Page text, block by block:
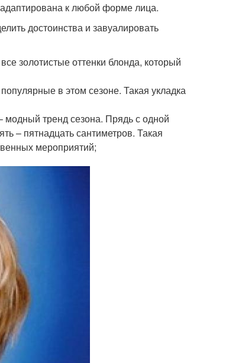
к любой форме лица.
достоинства и завуалировать
золотистые оттенки блонда, который
в этом сезоне. Такая укладка
тренд сезона. Прядь с одной
– пятнадцать сантиметров. Такая
мероприятий;